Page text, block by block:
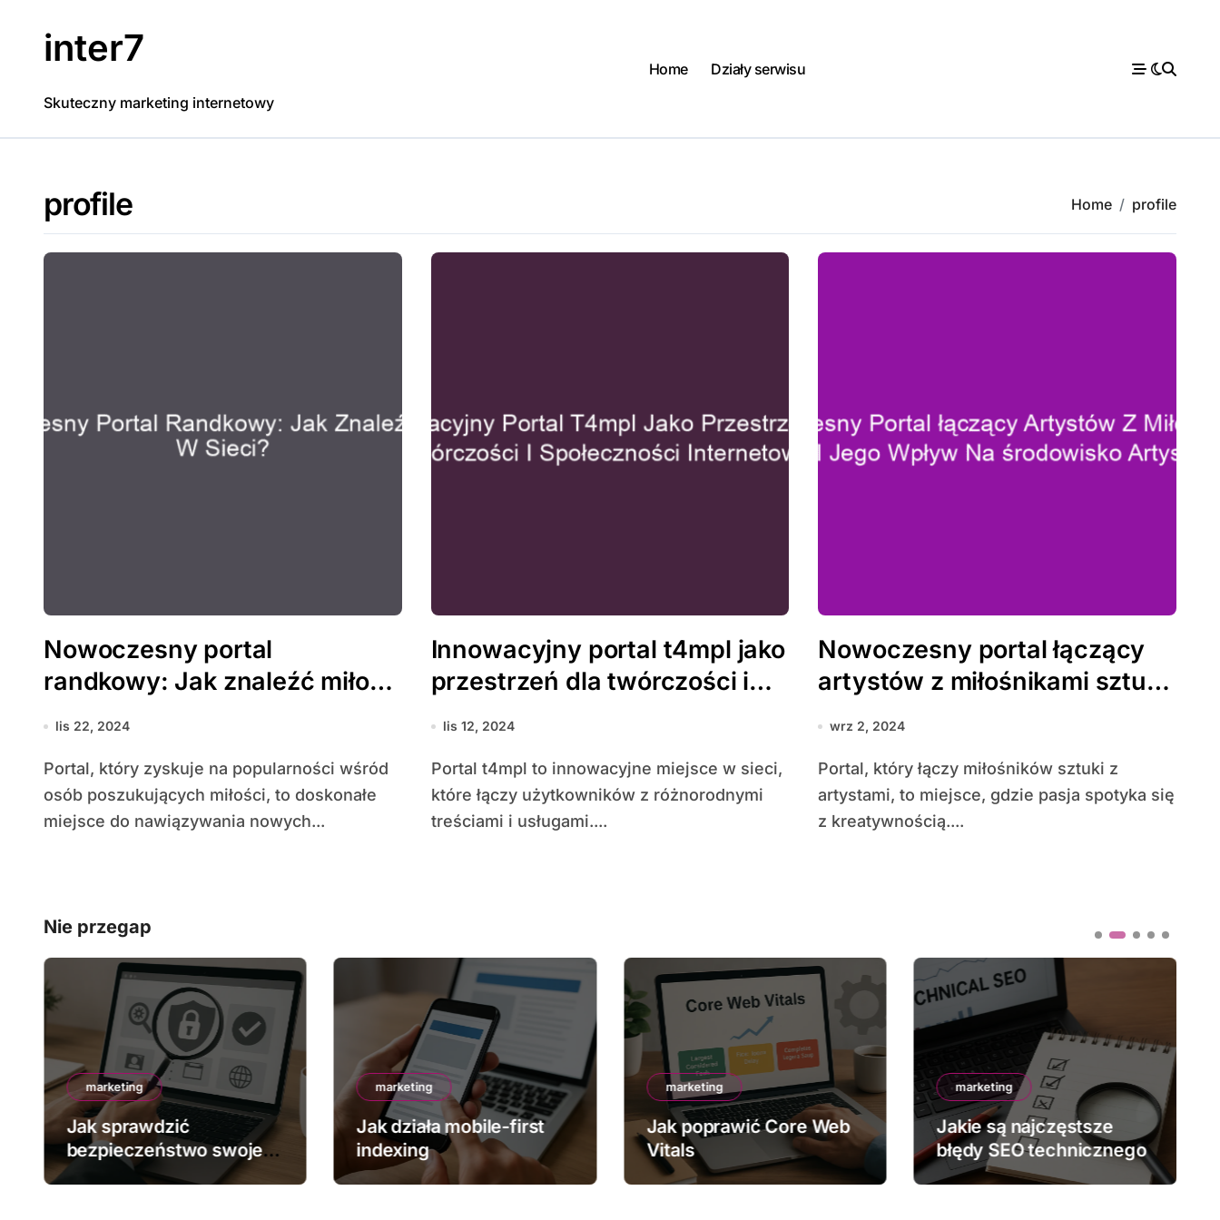
inter7
Skuteczny marketing internetowy
Home Działy serwisu
profile Home profile
Nowoczesny portal
randkowy: Jak znaleźć miłość
w sieci?
lis 22, 2024
Portal, który zyskuje na popularności wśród
osób poszukujących miłości, to doskonałe
miejsce do nawiązywania nowych...
Innowacyjny portal t4mpl jako
przestrzeń dla twórczości i
społeczności internetowej
lis 12, 2024
Portal t4mpl to innowacyjne miejsce w sieci,
które łączy użytkowników z różnorodnymi
treściami i usługami....
Nowoczesny portal łączący
artystów z miłośnikami sztuki
i jego wpływ na środowisko
wrz 2, 2024
Portal, który łączy miłośników sztuki z
artystami, to miejsce, gdzie pasja spotyka się
z kreatywnością....
Nie przegap
marketing
Jak sprawdzić
bezpieczeństwo swojej
strony
marketing
Jak działa mobile-first
indexing
marketing
Jak poprawić Core Web
Vitals
marketing
Jakie są najczęstsze
błędy SEO technicznego